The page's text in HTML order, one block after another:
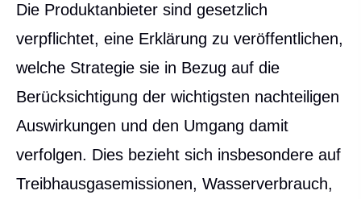
Die Produktanbieter sind gesetzlich
verpflichtet, eine Erklärung zu veröffentlichen,
welche Strategie sie in Bezug auf die
Berücksichtigung der wichtigsten nachteiligen
Auswirkungen und den Umgang damit
verfolgen. Dies bezieht sich insbesondere auf
Treibhausgasemissionen, Wasserverbrauch,